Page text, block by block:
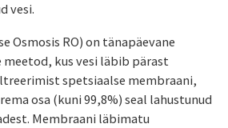
vesi.
Osmosis RO) on tänapäevane
meetod, kus vesi läbib pärast
spetsiaalse membraani,
osa (kuni 99,8%) seal lahustunud
Membraani läbimatu